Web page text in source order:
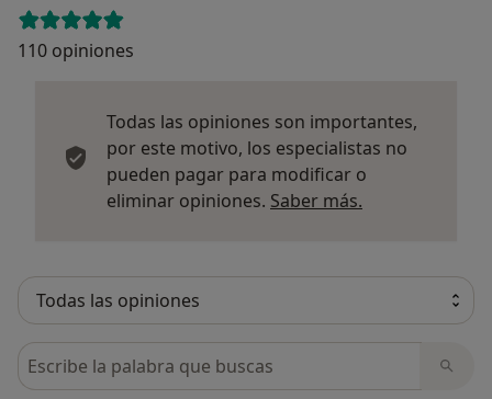
110 opiniones
Todas las opiniones son importantes,
por este motivo, los especialistas no
pueden pagar para modificar o
eliminar opiniones. Saber más.
Busca en opiniones